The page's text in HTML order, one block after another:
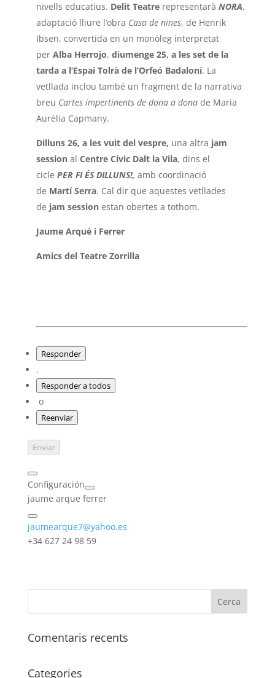
nivells educatius. Delit Teatrerepresentarà NORA,
adaptació lliure l’obra Casa de nines, de Henrik
Ibsen, convertida en un monòleg interpretat
per Alba Herrojo, diumenge 25, a les set de la
tarda a l‘Espai Tolrà de l‘Orfeó Badaloní. La
vetllada inclou també un fragment de la narrativa
breu Cartes impertinentsde dona a donade Maria
Aurèlia Capmany.
Dilluns 26, a les vuit del vespre, una altra jam
sessional Centre Cívic Dalt la Vila, dins el
cicle PER FI ÉS DILLUNS!, amb coordinació
de Martí Serra. Cal dir que aquestes vetllades
de jam sessionestan obertes a tothom.
Jaume Arqué i Ferrer
Amics del Teatre Zorrilla
Responder
,
Responder a todos
o
Reenviar
Enviar
Configuración
jaume arque ferrer
jaumearque7@yahoo.es
+34 627 24 98 59
Comentaris recents
Categories